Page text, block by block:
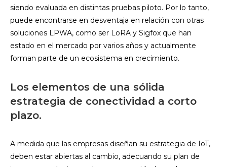
siendo evaluada en distintas pruebas piloto. Por lo tanto,
puede encontrarse en desventaja en relación con otras
soluciones LPWA, como ser LoRA y Sigfox que han
estado en el mercado por varios años y actualmente
forman parte de un ecosistema en crecimiento.
Los elementos de una sólida
estrategia de conectividad a corto
plazo.
A medida que las empresas diseñan su estrategia de IoT,
deben estar abiertas al cambio, adecuando su plan de